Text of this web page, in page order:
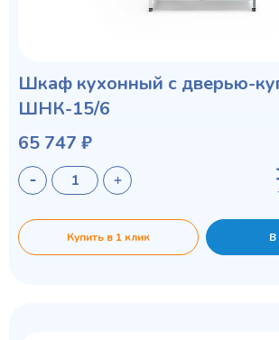
Шкаф кухонный с дверью-
ШНК-15/6
65 747 ₽
Купить в 1 клик В